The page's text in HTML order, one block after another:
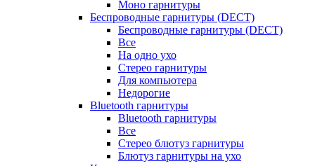
Моно гарнитуры
Беспроводные гарнитуры (DECT)
Беспроводные гарнитуры (DECT)
Все
На одно ухо
Стерео гарнитуры
Для компьютера
Недорогие
Bluetooth гарнитуры
Bluetooth гарнитуры
Все
Стерео блютуз гарнитуры
Блютуз гарнитуры на ухо